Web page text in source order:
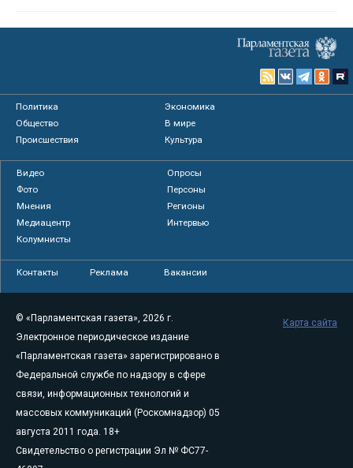
Политика
Экономика
Общество
В мире
Происшествия
Культура
Видео
Опросы
Фото
Персоны
Мнения
Регионы
Медиацентр
Интервью
Колумнисты
Контакты Реклама Вакансии
© «Парламентская газета», 2026 г.
Электронное периодическое издание
«Парламентская газета» зарегистрировано в
Федеральной службе по надзору в сфере
связи, информационных технологий и
массовых коммуникаций (Роскомнадзор) 05
августа 2011 года. 18+
Свидетельство о регистрации Эл № ФС77-
Карта сайта